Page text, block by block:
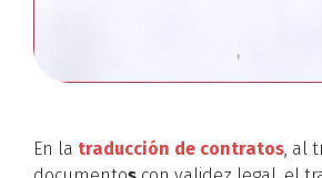
En la traducción de contratos , al